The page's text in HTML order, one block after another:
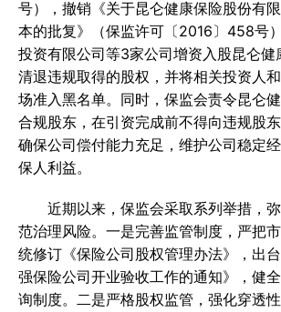
号），撤销《关于昆仑健康保险股份有
本的批复》（保监许可〔2016〕458号
投资有限公司等3家公司增资入股昆仑健
清退违规取得的股权，并将相关投资人
场准入黑名单。同时，保监会责令昆仑
合规股东，在引资完成前不得向违规股
确保公司偿付能力充足，维护公司稳定
保人利益。
近期以来，保监会采取系列举措，
范治理风险。一是完善监管制度，严把
统修订《保险公司股权管理办法》，出
强保险公司开业验收工作的通知》，健
询制度。二是严格股权监管，强化穿透